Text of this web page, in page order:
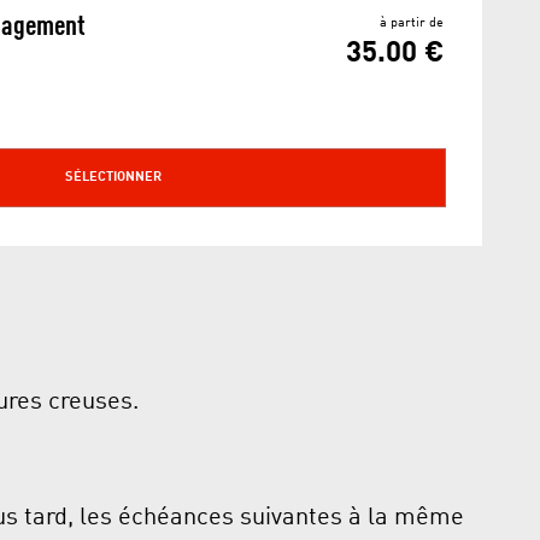
à partir de
35.00 €
SÉLECTIONNER
creuses.
tard, les échéances suivantes à la même